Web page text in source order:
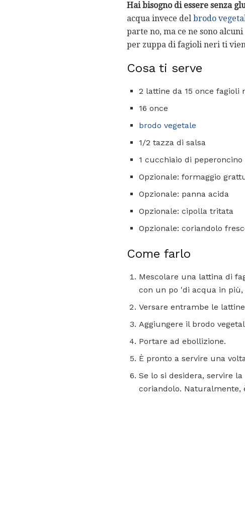
Hai bisogno di essere senza
acqua invece del brodo
parte no, ma ce ne sono
per zuppa di fagioli neri ti
Cosa ti serve
2 lattine da 15 once fagioli
16 once
brodo vegetale
1/2 tazza di salsa
1 cucchiaio di peperoncino
Opzionale: formaggio
Opzionale: panna acida
Opzionale: cipolla tritata
Opzionale: coriandolo
Come farlo
Mescolare una lattina di
con un po 'di acqua in
Versare entrambe le
Aggiungere il brodo
Portare ad ebollizione.
È pronto a servire una
Se lo si desidera, servire
coriandolo. Naturalmente,